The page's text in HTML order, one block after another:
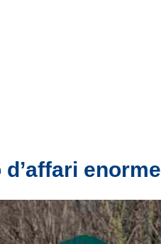
enorme